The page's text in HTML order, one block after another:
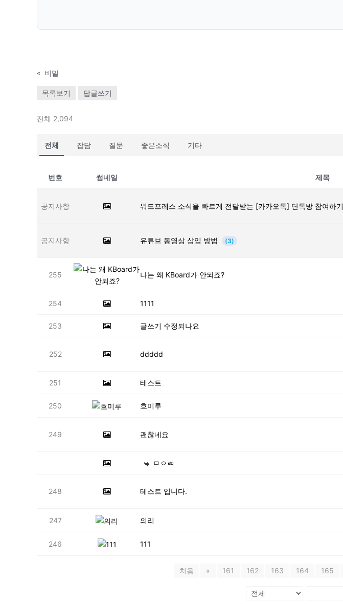
« 비밀
목록보기 답글쓰기
전체 2,094
전체 잡담 질문 좋은소식 기타
번호 썸네일 제목
공지사항 워드프레스 소식을 빠르게 전달받는 [카카오톡] 단톡방 참여하기
공지사항 유튜브 동영상 삽입 방법 (3)
255 나는 왜 KBoard가 안되죠?
254 1111
253 글쓰기 수정되나요
252 ddddd
251 테스트
250 흐미루
249 괜찮네요
ㅁㅇㄻ
248 테스트 입니다.
247 의리
246 111
처음 « 161 162 163 164 165